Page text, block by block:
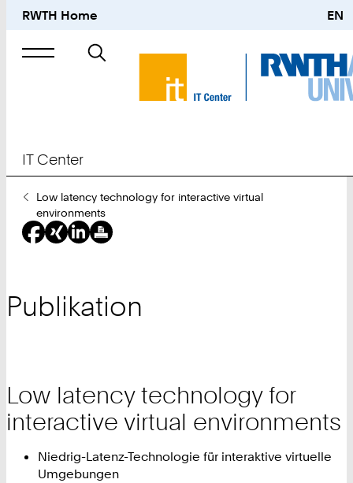
RWTH Home EN
Suche
nach
IT Center
Sie
sind
hier:
Low latency technology for interactive virtual
environments
Publikation
Low latency technology for
interactive virtual environments
Niedrig-Latenz-Technologie für interaktive virtuelle
Umgebungen